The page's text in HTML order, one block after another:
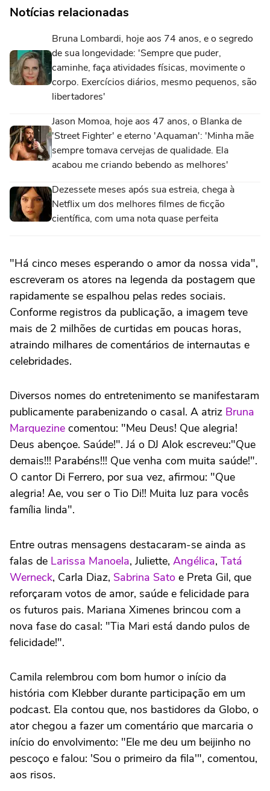
Notícias relacionadas
Bruna Lombardi, hoje aos 74 anos, e o segredo
de sua longevidade: 'Sempre que puder,
caminhe, faça atividades físicas, movimente o
corpo. Exercícios diários, mesmo pequenos, são
libertadores'
Jason Momoa, hoje aos 47 anos, o Blanka de
'Street Fighter' e eterno 'Aquaman': 'Minha mãe
sempre tomava cervejas de qualidade. Ela
acabou me criando bebendo as melhores'
Dezessete meses após sua estreia, chega à
Netflix um dos melhores filmes de ficção
científica, com uma nota quase perfeita
"Há cinco meses esperando o amor da nossa vida",
escreveram os atores na legenda da postagem que
rapidamente se espalhou pelas redes sociais.
Conforme registros da publicação, a imagem teve
mais de 2 milhões de curtidas em poucas horas,
atraindo milhares de comentários de internautas e
celebridades.
Diversos nomes do entretenimento se manifestaram
publicamente parabenizando o casal. A atriz Bruna
Marquezine comentou: "Meu Deus! Que alegria!
Deus abençoe. Saúde!". Já o DJ Alok escreveu:"Que
demais!!! Parabéns!!! Que venha com muita saúde!".
O cantor Di Ferrero, por sua vez, afirmou: "Que
alegria! Ae, vou ser o Tio Di!! Muita luz para vocês
família linda".
Entre outras mensagens destacaram-se ainda as
falas de Larissa Manoela, Juliette, Angélica, Tatá
Werneck, Carla Diaz, Sabrina Sato e Preta Gil, que
reforçaram votos de amor, saúde e felicidade para
os futuros pais. Mariana Ximenes brincou com a
nova fase do casal: "Tia Mari está dando pulos de
felicidade!".
Camila relembrou com bom humor o início da
história com Klebber durante participação em um
podcast. Ela contou que, nos bastidores da Globo, o
ator chegou a fazer um comentário que marcaria o
início do envolvimento: "Ele me deu um beijinho no
pescoço e falou: 'Sou o primeiro da fila'", comentou,
aos risos.